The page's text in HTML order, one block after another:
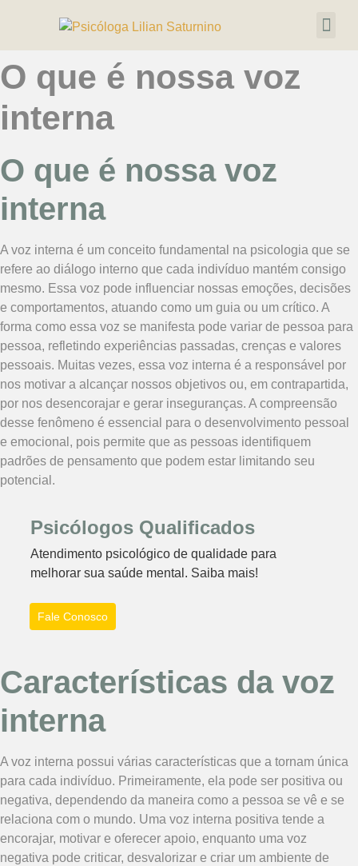
O que é nossa voz
interna
O que é nossa voz
interna
A voz interna é um conceito fundamental na psicologia que se
refere ao diálogo interno que cada indivíduo mantém consigo
mesmo. Essa voz pode influenciar nossas emoções, decisões
e comportamentos, atuando como um guia ou um crítico. A
forma como essa voz se manifesta pode variar de pessoa para
pessoa, refletindo experiências passadas, crenças e valores
pessoais. Muitas vezes, essa voz interna é a responsável por
nos motivar a alcançar nossos objetivos ou, em contrapartida,
por nos desencorajar e gerar inseguranças. A compreensão
desse fenômeno é essencial para o desenvolvimento pessoal
e emocional, pois permite que as pessoas identifiquem
padrões de pensamento que podem estar limitando seu
potencial.
Psicólogos Qualificados
Atendimento psicológico de qualidade para
melhorar sua saúde mental. Saiba mais!
Fale Conosco
Características da voz
interna
A voz interna possui várias características que a tornam única
para cada indivíduo. Primeiramente, ela pode ser positiva ou
negativa, dependendo da maneira como a pessoa se vê e se
relaciona com o mundo. Uma voz interna positiva tende a
encorajar, motivar e oferecer apoio, enquanto uma voz
negativa pode criticar, desvalorizar e criar um ambiente de